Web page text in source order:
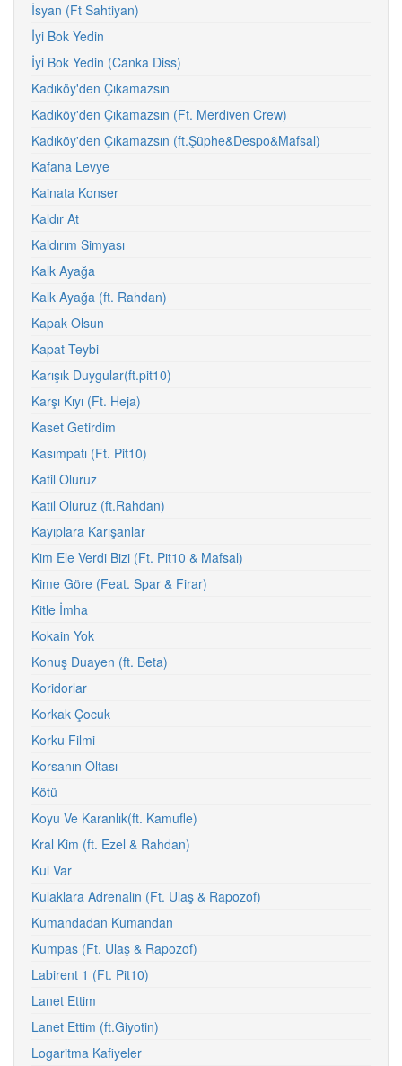
İsyan (Ft Sahtiyan)
İyi Bok Yedin
İyi Bok Yedin (Canka Diss)
Kadıköy'den Çıkamazsın
Kadıköy'den Çıkamazsın (Ft. Merdiven Crew)
Kadıköy'den Çıkamazsın (ft.Şüphe&Despo&Mafsal)
Kafana Levye
Kainata Konser
Kaldır At
Kaldırım Simyası
Kalk Ayağa
Kalk Ayağa (ft. Rahdan)
Kapak Olsun
Kapat Teybi
Karışık Duygular(ft.pit10)
Karşı Kıyı (Ft. Heja)
Kaset Getirdim
Kasımpatı (Ft. Pit10)
Katil Oluruz
Katil Oluruz (ft.Rahdan)
Kayıplara Karışanlar
Kim Ele Verdi Bizi (Ft. Pit10 & Mafsal)
Kime Göre (Feat. Spar & Firar)
Kitle İmha
Kokain Yok
Konuş Duayen (ft. Beta)
Koridorlar
Korkak Çocuk
Korku Filmi
Korsanın Oltası
Kötü
Koyu Ve Karanlık(ft. Kamufle)
Kral Kim (ft. Ezel & Rahdan)
Kul Var
Kulaklara Adrenalin (Ft. Ulaş & Rapozof)
Kumandadan Kumandan
Kumpas (Ft. Ulaş & Rapozof)
Labirent 1 (Ft. Pit10)
Lanet Ettim
Lanet Ettim (ft.Giyotin)
Logaritma Kafiyeler